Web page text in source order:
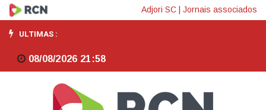
Lula
entrega
a
Motta
Adjori SC Jornais associados
ULTIMAS :
08/08/2026 21:58